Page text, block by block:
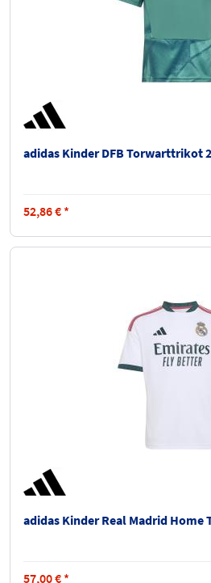
adidas Kinder DFB Torwarttrikot
52,86€ *
adidas Kinder Real Madrid Home
57,00€ *